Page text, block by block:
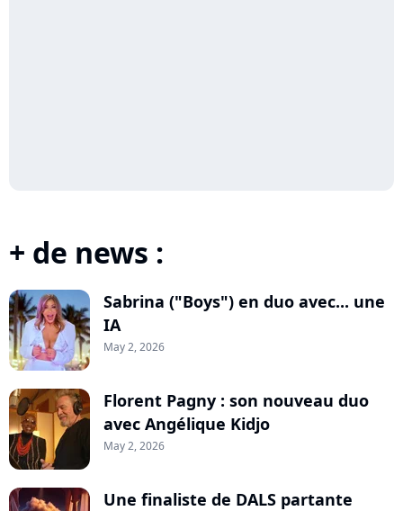
+ de news :
Sabrina ("Boys") en duo avec... une
IA
May 2, 2026
Florent Pagny : son nouveau duo
avec Angélique Kidjo
May 2, 2026
Une finaliste de DALS partante